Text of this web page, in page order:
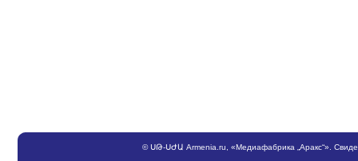
©ՍԹ-ՍԺԱ Armenia.ru , «Медиафабрика „Аракс“».